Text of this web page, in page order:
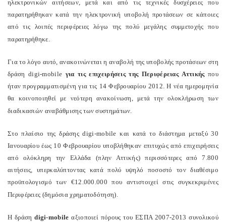
ηλεκτρονικών αιτήσεων, μετά και από τις τεχνικές δυσχέρειες που
παρατηρήθηκαν κατά την ηλεκτρονική υποβολή προτάσεων σε κάποιες
από τις λοιπές περιφέρειες λόγω της πολύ μεγάλης συμμετοχής που
παρατηρήθηκε.
Για το λόγο αυτό, ανακοινώνεται η αναβολή της υποβολής προτάσεων στη
δράση digi-mobile για τις επιχειρήσεις της Περιφέρειας Αττικήςπου
ήταν προγραμματισμένη για τις 14 Φεβρουαρίου 2012. Η νέα ημερομηνία
θα κοινοποιηθεί με νεότερη ανακοίνωση, μετά την ολοκλήρωση των
διαδικασιών αναβάθμισης των συστημάτων.
Στο πλαίσιο της δράσης digi-mobile και κατά το διάστημα μεταξύ 30
Ιανουαρίου έως 10 Φεβρουαρίου υποβλήθηκαν επιτυχώς από επιχειρήσεις
από ολόκληρη την Ελλάδα (πλην Αττικής) περισσότερες από 7.800
αιτήσεις, υπερκαλύπτοντας κατά πολύ υψηλό ποσοστό τον διαθέσιμο
προϋπολογισμό των €12.000.000 που αντιστοιχεί στις συγκεκριμένες
Περιφέρειες (δημόσια χρηματοδότηση).
Η δράσηdigi-mobile αξιοποιεί πόρους του ΕΣΠΑ 2007-2013 συνολικού